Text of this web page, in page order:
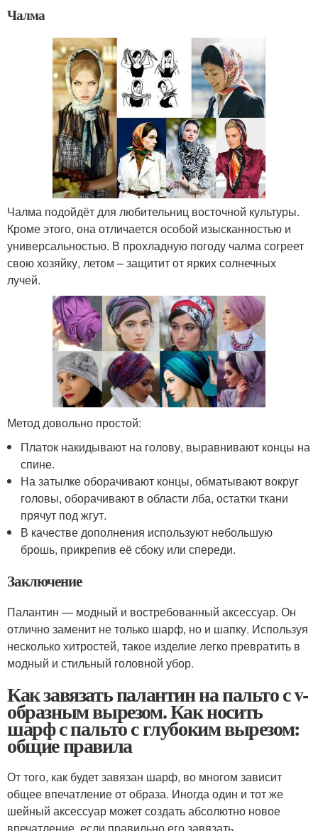
Чалма
Чалма подойдёт для любительниц восточной культуры.
Кроме этого, она отличается особой изысканностью и
универсальностью. В прохладную погоду чалма согреет
свою хозяйку, летом – защитит от ярких солнечных
лучей.
Метод довольно простой:
Платок накидывают на голову, выравнивают концы на
спине.
На затылке оборачивают концы, обматывают вокруг
головы, оборачивают в области лба, остатки ткани
прячут под жгут.
В качестве дополнения используют небольшую
брошь, прикрепив её сбоку или спереди.
Заключение
Палантин — модный и востребованный аксессуар. Он
отлично заменит не только шарф, но и шапку. Используя
несколько хитростей, такое изделие легко превратить в
модный и стильный головной убор.
Как завязать палантин на пальто с v-
образным вырезом. Как носить
шарф с пальто с глубоким вырезом:
общие правила
От того, как будет завязан шарф, во многом зависит
общее впечатление от образа. Иногда один и тот же
шейный аксессуар может создать абсолютно новое